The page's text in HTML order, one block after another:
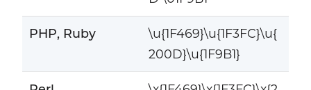
PHP, Ruby
\u{1F469}\u{1F3FC}\u{
200D}\u{1F9B1}